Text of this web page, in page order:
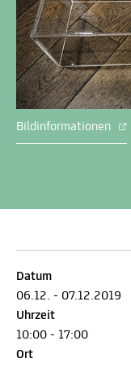
Bildinformationen
Datum
06.12. - 07.12.2019
Uhrzeit
10:00 - 17:00
Ort